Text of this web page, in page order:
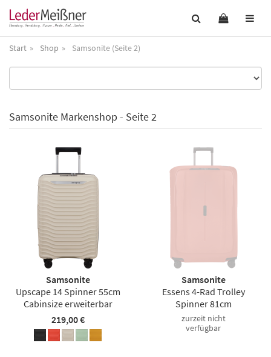
Start Shop Samsonite (Seite 2)
Samsonite Markenshop - Seite 2
Samsonite
Upscape 14 Spinner 55cm
Cabinsize erweiterbar
219,00 €
Samsonite
Essens 4-Rad Trolley
Spinner 81cm
zurzeit nicht
verfügbar